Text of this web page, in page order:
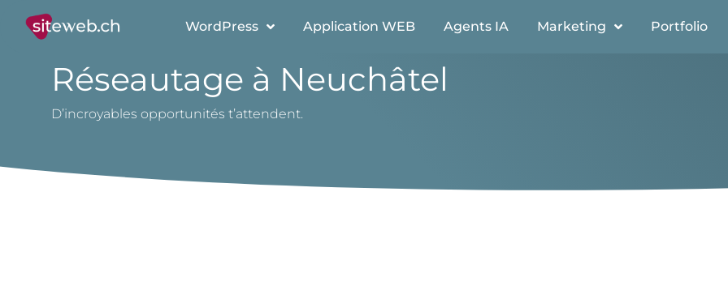
WordPress Application WEB Agents IA Marketing Portfolio
Réseautage à Neuchâtel
D’incroyables opportunités t’attendent.